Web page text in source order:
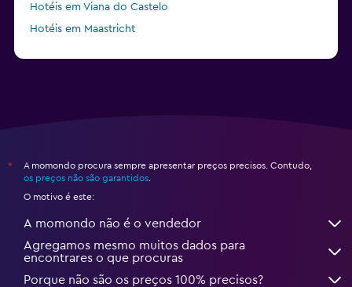
Hotéis em Viana do Castelo
Hotéis em Maastricht
*
A momondo procura sempre apresentar preços precisos. Contudo,
os preços não são garantidos
O motivo é este:
A momondo não é o vendedor
Agregamos mesmo muitos dados para
encontrares o que procuras
Porque não são os preços 100% precisos?